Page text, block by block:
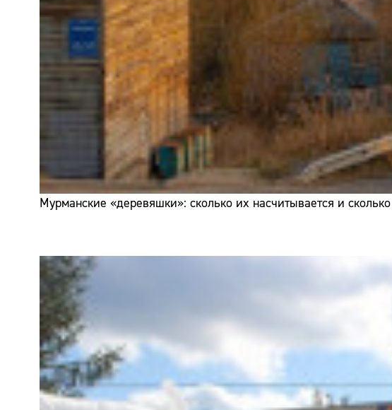
Мурманские «деревяшки»: сколько их насчитывается и сколько